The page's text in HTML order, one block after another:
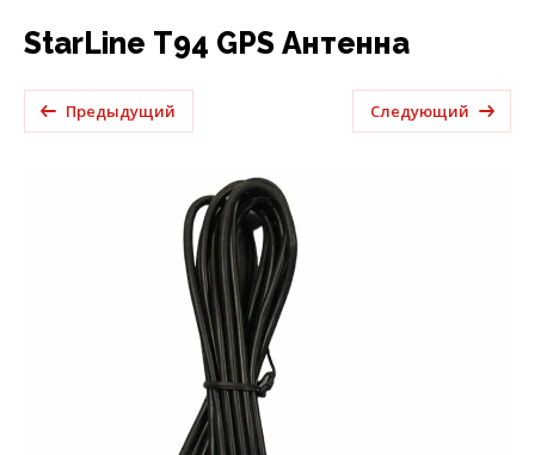
StarLine Т94 GPS Антенна
Предыдущий Следующий